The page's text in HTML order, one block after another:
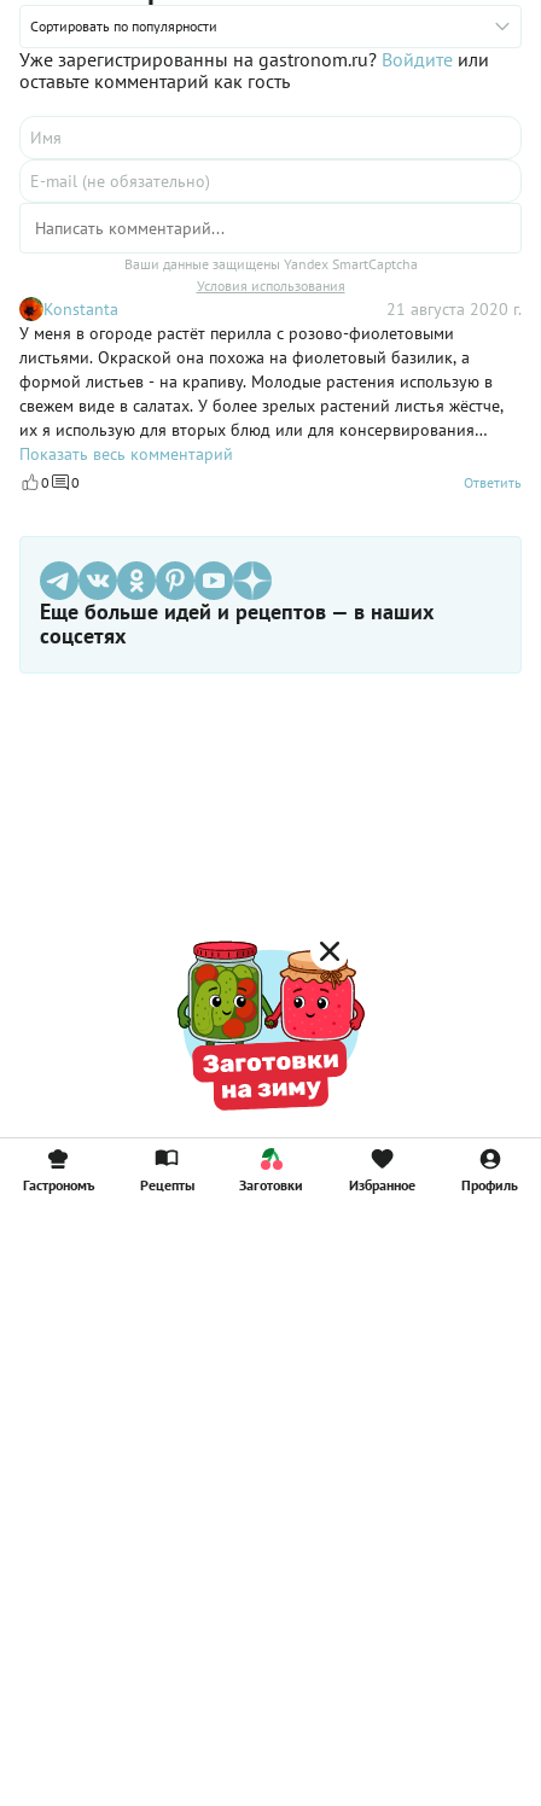
Сортировать по популярности
Уже зарегистрированны на gastronom.ru? Войдите или
оставьте комментарий как гость
Ваши данные защищены Yandex SmartCaptcha
Условия использования
Konstanta
21 августа 2020 г.
У меня в огороде растёт перилла с розово-фиолетовыми
листьями. Окраской она похожа на фиолетовый базилик, а
формой листьев - на крапиву. Молодые растения использую в
свежем виде в салатах. У более зрелых растений листья жёстче,
их я использую для вторых блюд или для консервирования
огурцов и помидоров.
Показать весь комментарий
0 0 Ответить
Еще больше идей и рецептов — в наших
соцсетях
Гастрономъ Рецепты Заготовки Избранное Профиль